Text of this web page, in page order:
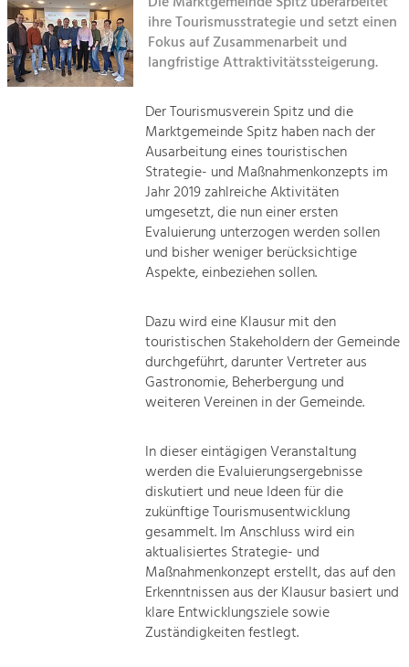
Sitemap
Kontakt
Tourismus
Angebotsentwicklung und
Positionierung.
Kunst & Kultur
Handwerk, Wissenschaft und Forschung.
Soziales, Bildung &
Gleichberechtigung, Jugend und
Mobilität & Energie
erneuerbare Energie
Steigerung regionaler Wertschöpfung
ihre Tourismusstrategie und setzt einen
Fokus auf Zusammenarbeit und
langfristige Attraktivitätssteigerung.
Der Tourismusverein Spitz und die
Marktgemeinde Spitz haben nach der
Ausarbeitung eines touristischen
Strategie- und Maßnahmenkonzepts im
Jahr 2019 zahlreiche Aktivitäten
umgesetzt, die nun einer ersten
Evaluierung unterzogen werden sollen
und bisher weniger berücksichtige
Aspekte, einbeziehen sollen.
Dazu wird eine Klausur mit den
touristischen Stakeholdern der Gemeinde
durchgeführt, darunter Vertreter aus
Gastronomie, Beherbergung und
weiteren Vereinen in der Gemeinde.
In dieser eintägigen Veranstaltung
werden die Evaluierungsergebnisse
diskutiert und neue Ideen für die
zukünftige Tourismusentwicklung
gesammelt. Im Anschluss wird ein
aktualisiertes Strategie- und
Maßnahmenkonzept erstellt, das auf den
Erkenntnissen aus der Klausur basiert und
klare Entwicklungsziele sowie
Zuständigkeiten festlegt.